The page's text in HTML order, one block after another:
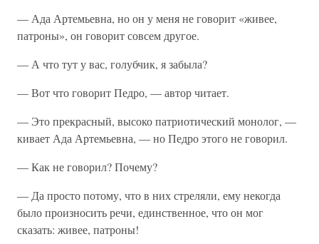
— Ада Артемьевна, но он у меня не говорит «живее,
патроны», он говорит совсем другое.
— А что тут у вас, голубчик, я забыла?
— Вот что говорит Педро, — автор читает.
— Это прекрасный, высоко патриотический монолог, —
кивает Ада Артемьевна, — но Педро этого не говорил.
— Как не говорил? Почему?
— Да просто потому, что в них стреляли, ему некогда
было произносить речи, единственное, что он мог
сказать: живее, патроны!